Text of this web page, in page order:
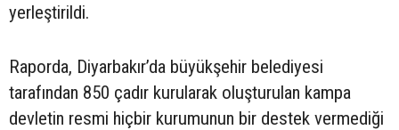
yerleştirildi.
Raporda, Diyarbakır’da büyükşehir belediyesi
tarafından 850 çadır kurularak oluşturulan kampa
devletin resmi hiçbir kurumunun bir destek vermediği